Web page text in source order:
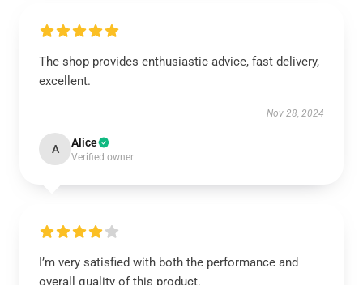
The shop provides enthusiastic advice, fast delivery,
excellent.
Nov 28, 2024
A Alice
Verified owner
I’m very satisfied with both the performance and
overall quality of this product.